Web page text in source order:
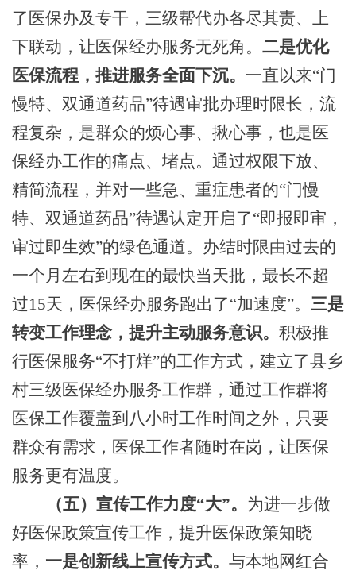
了医保办及专干，三级帮代办各尽其责、上
下联动，让医保经办服务无死角。 二是优化
医保流程，推进服务全面下沉。 一直以来“门
慢特、双通道药品”待遇审批办理时限长，流
程复杂，是群众的烦心事、揪心事，也是医
保经办工作的痛点、堵点。通过权限下放、
精简流程，并对一些急、重症患者的“门慢
特、双通道药品”待遇认定开启了“即报即审，
审过即生效”的绿色通道。办结时限由过去的
一个月左右到现在的最快当天批，最长不超
过15天，医保经办服务跑出了“加速度”。 三是
转变工作理念，提升主动服务意识。 积极推
行医保服务“不打烊”的工作方式，建立了县乡
村三级医保经办服务工作群，通过工作群将
医保工作覆盖到八小时工作时间之外，只要
群众有需求，医保工作者随时在岗，让医保
服务更有温度。
（五）宣传工作力度“大”。 为进一步做
好医保政策宣传工作，提升医保政策知晓
率， 一是创新线上宣传方式。 与本地网红合